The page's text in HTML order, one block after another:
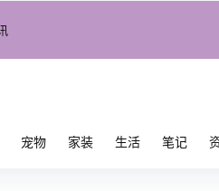
宠物 家装 生活 笔记